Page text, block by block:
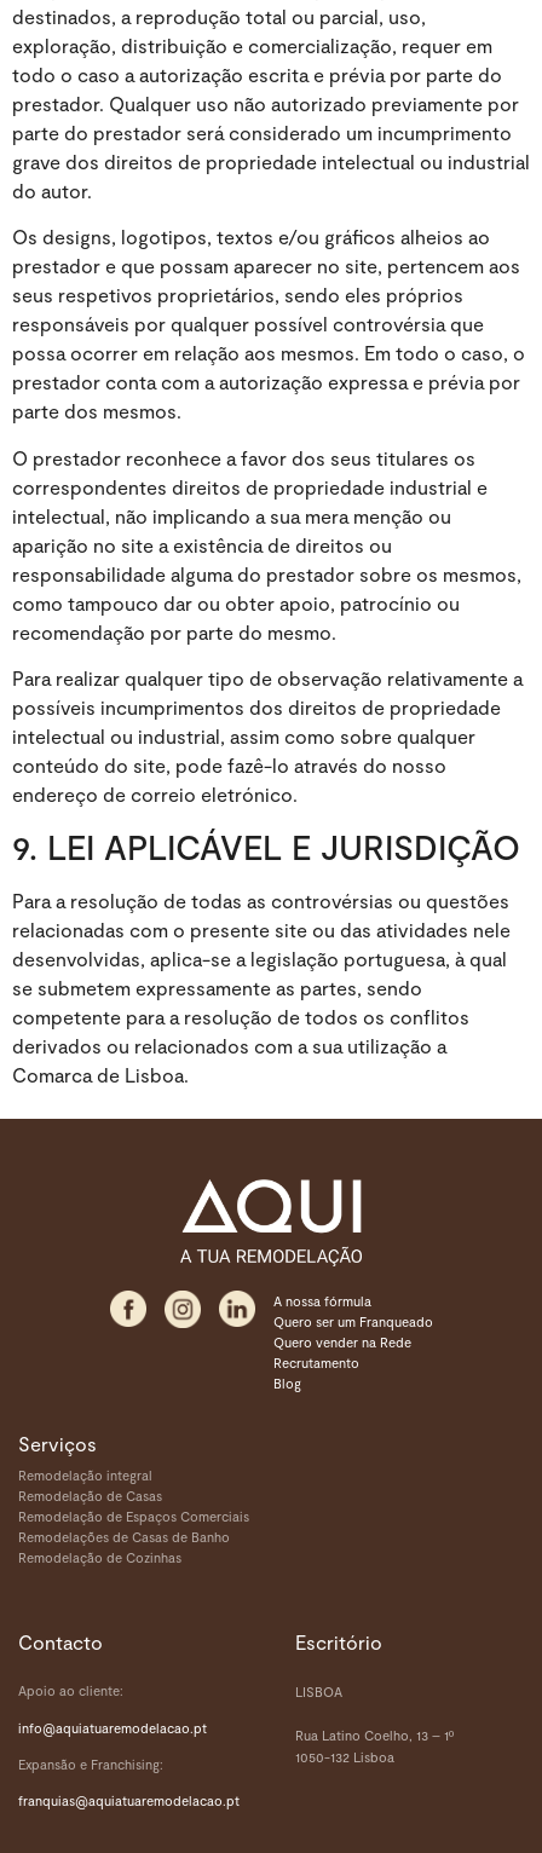
destinados, a reprodução total ou parcial, uso,
exploração, distribuição e comercialização, requer em
todo o caso a autorização escrita e prévia por parte do
prestador. Qualquer uso não autorizado previamente por
parte do prestador será considerado um incumprimento
grave dos direitos de propriedade intelectual ou industrial
do autor.
Os designs, logotipos, textos e/ou gráficos alheios ao
prestador e que possam aparecer no site, pertencem aos
seus respetivos proprietários, sendo eles próprios
responsáveis por qualquer possível controvérsia que
possa ocorrer em relação aos mesmos. Em todo o caso, o
prestador conta com a autorização expressa e prévia por
parte dos mesmos.
O prestador reconhece a favor dos seus titulares os
correspondentes direitos de propriedade industrial e
intelectual, não implicando a sua mera menção ou
aparição no site a existência de direitos ou
responsabilidade alguma do prestador sobre os mesmos,
como tampouco dar ou obter apoio, patrocínio ou
recomendação por parte do mesmo.
Para realizar qualquer tipo de observação relativamente a
possíveis incumprimentos dos direitos de propriedade
intelectual ou industrial, assim como sobre qualquer
conteúdo do site, pode fazê-lo através do nosso
endereço de correio eletrónico.
9. LEI APLICÁVEL E JURISDIÇÃO
Para a resolução de todas as controvérsias ou questões
relacionadas com o presente site ou das atividades nele
desenvolvidas, aplica-se a legislação portuguesa, à qual
se submetem expressamente as partes, sendo
competente para a resolução de todos os conflitos
derivados ou relacionados com a sua utilização a
Comarca de Lisboa.
A nossa fórmula
Quero ser um Franqueado
Quero vender na Rede
Recrutamento
Blog
Serviços
Remodelação integral
Remodelação de Casas
Remodelação de Espaços Comerciais
Remodelações de Casas de Banho
Remodelação de Cozinhas
Contacto
Apoio ao cliente:
info@aquiatuaremodelacao.pt
Expansão e Franchising:
franquias@aquiatuaremodelacao.pt
Escritório
LISBOA
Rua Latino Coelho, 13 – 1º
1050-132 Lisboa